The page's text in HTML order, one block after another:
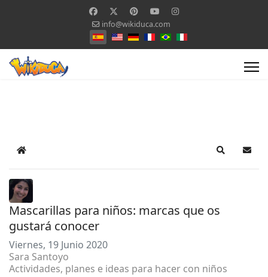
info@wikiduca.com
Seleccione su idioma
Home Search
Mascarillas para niños: marcas que os
gustará conocer
Viernes, 19 Junio 2020
Sara Santoyo
Actividades, planes e ideas para hacer con niños